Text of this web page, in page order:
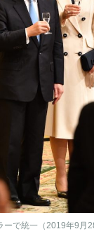
で統一（2019年9月